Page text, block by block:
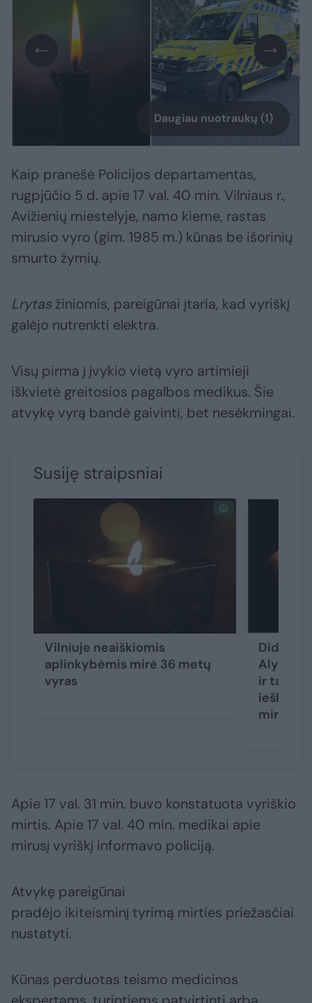
Daugiau nuotraukų (1)
Kaip pranešė Policijos departamentas,
rugpjūčio 5 d. apie 17 val. 40 min. Vilniaus r.,
Avižienių miestelyje, namo kieme, rastas
mirusio vyro (gim. 1985 m.) kūnas be išorinių
smurto žymių.
Lrytasžiniomis, pareigūnai įtaria, kad vyriškį
galėjo nutrenkti elektra.
Visų pirma į įvykio vietą vyro artimieji
iškvietė greitosios pagalbos medikus. Šie
atvykę vyrą bandė gaivinti, bet nesėkmingai.
Susiję straipsniai
Vilniuje neaiškiomis
aplinkybėmis mirė 36 metų
vyras
Didžiulė
Alytaus
ir
ieškotas
miręs
Apie 17 val. 31 min. buvo konstatuota vyriškio
mirtis. Apie 17 val. 40 min. medikai apie
mirusį vyriškį informavo policiją.
Atvykę pareigūnai
pradėjo ikiteisminį tyrimą mirties priežasčiai
nustatyti.
Kūnas perduotas teismo medicinos